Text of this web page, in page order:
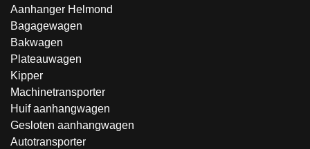
Aanhanger Helmond
Bagagewagen
Bakwagen
Plateauwagen
Kipper
Machinetransporter
Huif aanhangwagen
Gesloten aanhangwagen
Autotransporter